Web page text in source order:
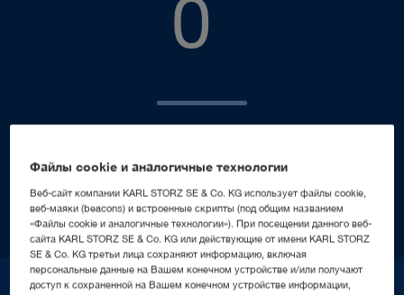
0
Файлы cookie и аналогичные технологии
Веб-сайт компании KARL STORZ SE & Co. KG использует файлы cookie,
веб-маяки (beacons) и встроенные скрипты (под общим названием
«Файлы cookie и аналогичные технологии»). При посещении данного веб-
сайта KARL STORZ SE & Co. KG или действующие от имени KARL STORZ
SE & Co. KG третьи лица сохраняют информацию, включая
персональные данные на Вашем конечном устройстве и/или получают
доступ к сохраненной на Вашем конечном устройстве информации,